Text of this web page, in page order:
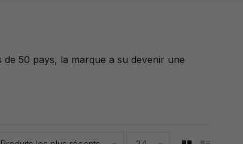
50 pays, la marque a su devenir une